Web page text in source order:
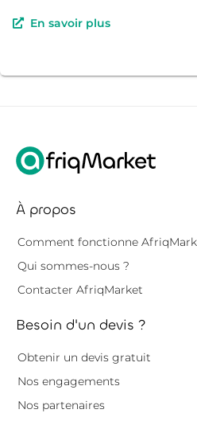
En savoir plus
À propos
Comment fonctionne
Qui sommes-nous ?
Contacter AfriqMarket
Besoin d'un devis ?
Obtenir un devis gratuit
Nos engagements
Nos partenaires